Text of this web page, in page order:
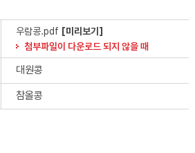
우람콩.pdf [미리보기]
첨부파일이 다운로드 되지 않을 때
대원콩
참올콩